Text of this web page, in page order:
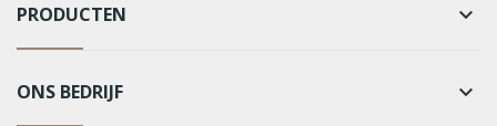
PRODUCTEN keyboard_arrow_down
ONS BEDRIJF keyboard_arrow_down